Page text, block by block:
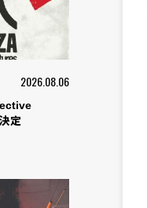
2026.08.06
定